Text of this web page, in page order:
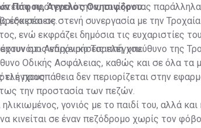
Πάφου, Άγγελος Ονησιφόρου.
προτεραιότητα, τονίζοντας παράλληλα
εξαιρέσεις.σε στενή συνεργασία με την
ενώ εκφράζει δημόσια τις ευχαριστίες
στις επιχειρήσεις ελέγχου.
Ανδρόνικο Τσαππή, υπεύθυνο της
Οδικής Ασφάλειας, καθώς και σε όλα τα
ελέγχους.
η προσπάθεια δεν περιορίζεται στην
την προστασία των πεζών.
γονιός με το παιδί του, αλλά και
κινείται σε έναν πεζόδρομο χωρίς τον